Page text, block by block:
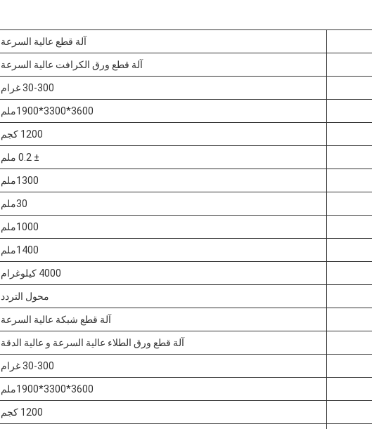
آلة قطع عالية السرعة
آلة قطع ورق الكرافت عالية السرعة
30-300 غرام
3600*3300*1900ملم
1200 كجم
± 0.2 ملم
1300ملم
30ملم
1000ملم
1400ملم
4000 كيلوغرام
محول التردد
آلة قطع شبكة عالية السرعة
آلة قطع ورق الطلاء عالية السرعة و عالية الدقة
30-300 غرام
3600*3300*1900ملم
1200 كجم